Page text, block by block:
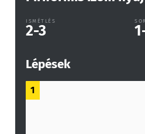
ISMÉTLÉS
2-3
Lépések
1